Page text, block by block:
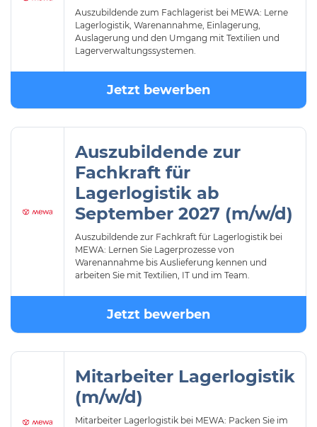
Auszubildende zum Fachlagerist bei MEWA: Lerne
Lagerlogistik, Warenannahme, Einlagerung,
Auslagerung und den Umgang mit Textilien und
Lagerverwaltungssystemen.
Jetzt bewerben
Auszubildende zur
Fachkraft für
Lagerlogistik ab
September 2027 (m/w/d)
Auszubildende zur Fachkraft für Lagerlogistik bei
MEWA: Lernen Sie Lagerprozesse von
Warenannahme bis Auslieferung kennen und
arbeiten Sie mit Textilien, IT und im Team.
Jetzt bewerben
Mitarbeiter Lagerlogistik
(m/w/d)
Mitarbeiter Lagerlogistik bei MEWA: Packen Sie im